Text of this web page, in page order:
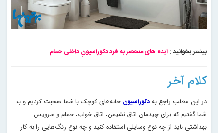
بیشتر بخوانید :ایده های منحصر به فرد دکوراسیونِ داخلی حمام
کلام آخر
در این مطلب راجع بهدکوراسیون خانه‌های کوچک با شما صحبت کردیم و به
شما گفتیم که برای چیدمان اتاق نشیمن، اتاق خواب، حمام و سرویس
بهداشتی باید از چه نوع وسایلی استفاده کنید و چه نوع رنگ‌هایی را به کار